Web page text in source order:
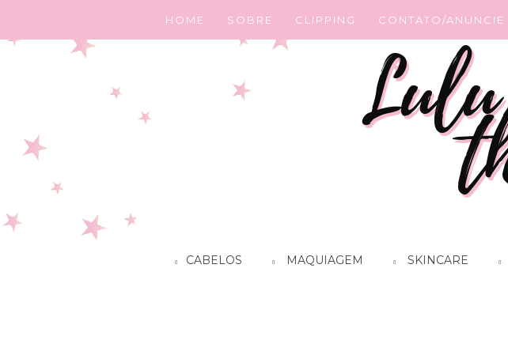
HOME SOBRE CLIPPING CONTATO/ANUNCIE
CABELOS MAQUIAGEM SKINCARE